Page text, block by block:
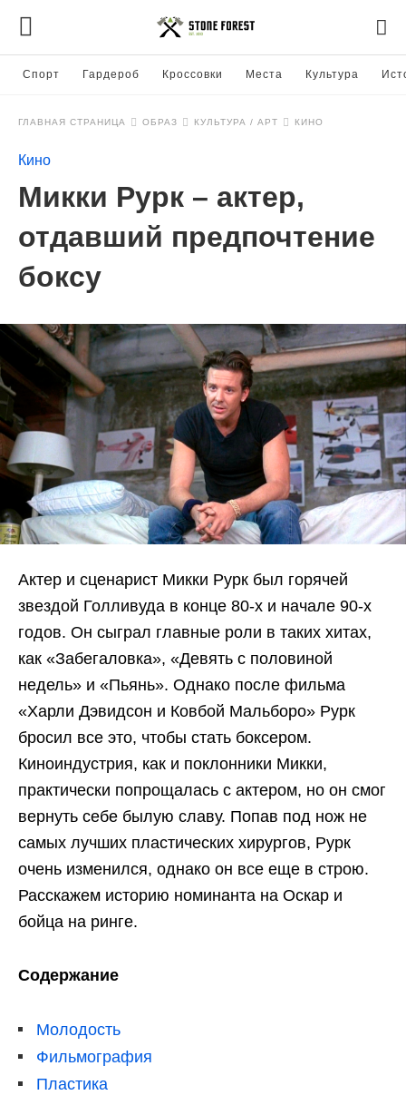
Спорт Гардероб Кроссовки Места Культура
ГЛАВНАЯ СТРАНИЦА ОБРАЗ КУЛЬТУРА / АРТ КИНО
Кино
Микки Рурк – актер,
отдавший предпочтение
боксу
Актер и сценарист Микки Рурк был горячей
звездой Голливуда в конце 80-х и начале 90-х
годов. Он сыграл главные роли в таких хитах,
как «Забегаловка», «Девять с половиной
недель» и «Пьянь». Однако после фильма
«Харли Дэвидсон и Ковбой Мальборо» Рурк
бросил все это, чтобы стать боксером.
Киноиндустрия, как и поклонники Микки,
практически попрощалась с актером, но он смог
вернуть себе былую славу. Попав под нож не
самых лучших пластических хирургов, Рурк
очень изменился, однако он все еще в строю.
Расскажем историю номинанта на Оскар и
бойца на ринге.
Содержание
Молодость
Фильмография
Пластика